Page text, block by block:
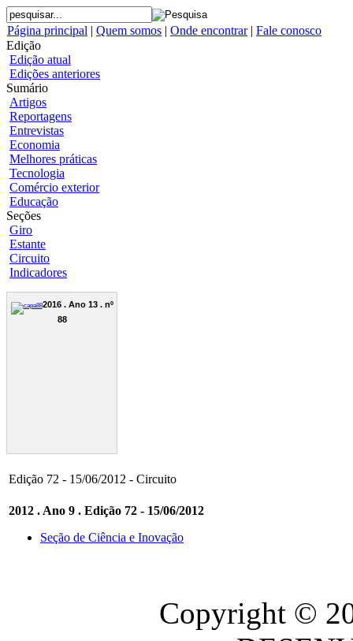
Página principal | Quem somos | Onde encontrar| Fale conosco
Edição
Edição atual
Edições anteriores
Sumário
Artigos
Reportagens
Entrevistas
Economia
Melhores práticas
Tecnologia
Comércio exterior
Educação
Seções
Giro
Estante
Circuito
Indicadores
2016 . Ano 13 . nº
88
Edição 72 - 15/06/2012 - Circuito
2012 . Ano 9 . Edição 72 - 15/06/2012
Seção de Ciência e Inovação
Copyright ©